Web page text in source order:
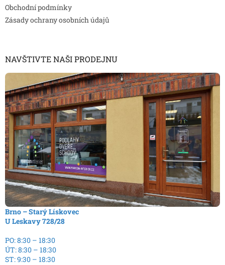
Obchodní podmínky
Zásady ochrany osobních údajů
NAVŠTIVTE NAŠI PRODEJNU
Brno – Starý Lískovec
U Leskavy 728/28
PO: 8:30 – 18:30
ÚT: 8:30 – 18:30
ST: 9:30 – 18:30